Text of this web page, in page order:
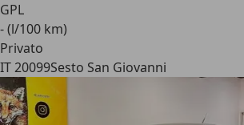
GPL
- (l/100 km)
Privato
IT 20099Sesto San Giovanni